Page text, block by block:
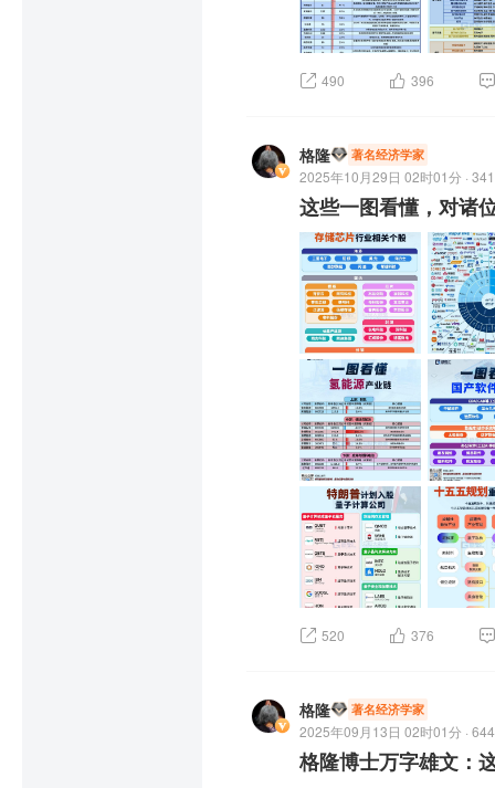
投资一如人生：理性的策
应在意波动，长期持有，
公元2000年的一个早上，
巴菲特回答说：因为，没
490 396
格隆 著名经济学家
2025年10月29日 02时01分 ·
这些一图看懂，对诸
520 376
格隆 著名经济学家
2025年09月13日 02时01分 ·
格隆博士万字雄文：